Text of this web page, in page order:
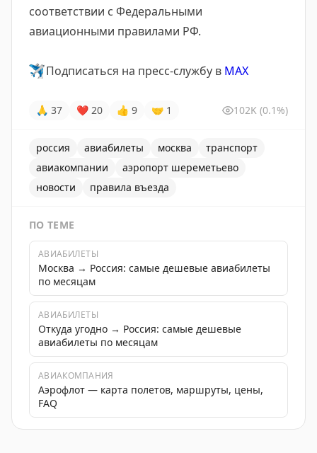
соответствии с Федеральными
авиационными правилами РФ.
✈️Подписаться на пресс-службу в MAX
🙏 37 ❤ 20 👍 9 🤝 1 102K (0.1%)
россия авиабилеты москва
транспорт
авиакомпании
аэропорт шереметьево
новости
правила въезда
ПО ТЕМЕ
АВИАБИЛЕТЫ
Москва → Россия: самые дешевые авиабилеты
по месяцам
АВИАБИЛЕТЫ
Откуда угодно → Россия: самые дешевые
авиабилеты по месяцам
АВИАКОМПАНИЯ
Аэрофлот — карта полетов, маршруты, цены,
FAQ